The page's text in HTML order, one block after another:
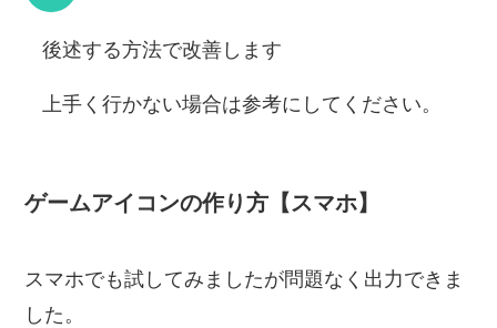
後述する方法で改善します
上手く行かない場合は参考にしてください。
ゲームアイコンの作り方【スマホ】
スマホでも試してみましたが問題なく出力できま
した。